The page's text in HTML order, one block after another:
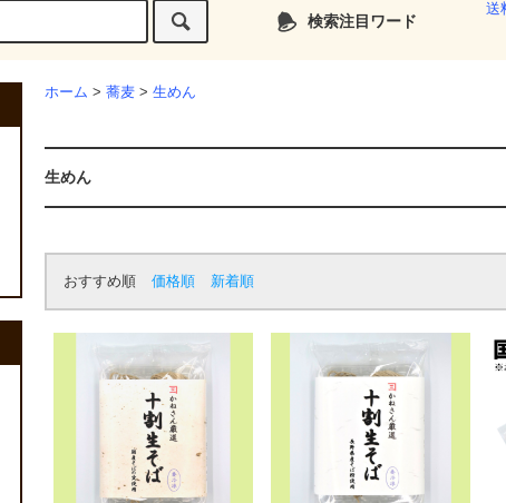
検索注目ワード
送
ホーム > 蕎麦 > 生めん
生めん
おすすめ順 価格順 新着順